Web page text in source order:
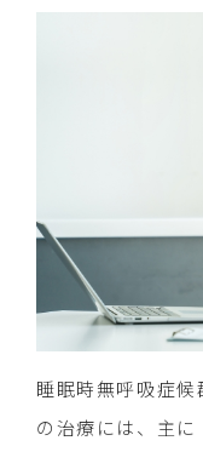
睡眠時無呼吸症
の治療には、主に